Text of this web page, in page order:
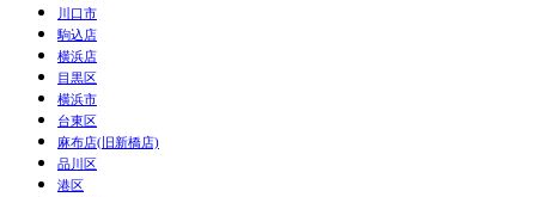
川口市
駒込店
横浜店
目黒区
横浜市
台東区
麻布店(旧新橋店)
品川区
港区